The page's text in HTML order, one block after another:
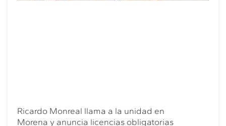
Ricardo Monreal llama a la unidad en
Morena y anuncia licencias obligatorias